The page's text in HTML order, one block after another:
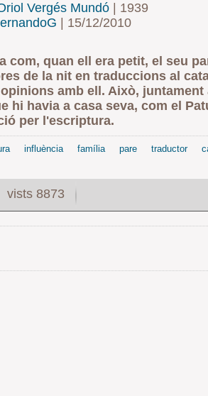
Vergés Mundó| 1939
| 15/12/2010
com, quan ell era petit, el seu
de la nit en traduccions al
amb ell. Això, juntament
hi havia a casa seva, com el
per l'escriptura.
influència família pare traductor
vists 8873